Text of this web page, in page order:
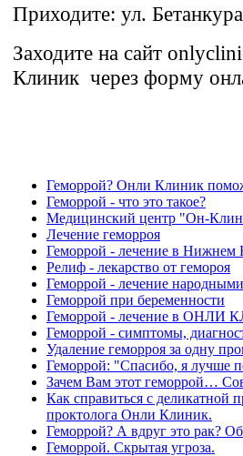
Приходите: ул.
Заходите на сайт
Клиник через форму
Геморрой? Онли Клиник
Геморрой - что это такое?
Медицинский центр "Он-
Лечение геморроя
Геморрой - лечение в Нижнем
Релиф - лекарство от гемороя
Геморрой - лечение
Геморрой при беременности
Геморрой - лечение в ОНЛИ
Геморрой - симптомы,
Удаление геморроя за одну
Геморрой: "Спасибо, я лучше
Зачем Вам этот геморрой…
Как справиться с деликатной
проктолога Онли Клиник.
Геморрой? А вдруг это рак?
Геморрой. Скрытая угроза.